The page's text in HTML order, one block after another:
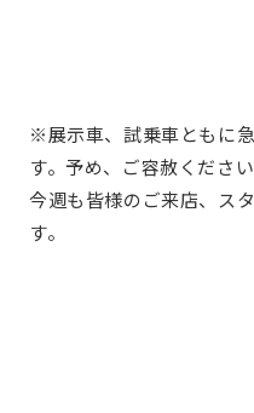
※展示車、試乗車ともに
す。予め、ご容赦ください
今週も皆様のご来店、ス
す。